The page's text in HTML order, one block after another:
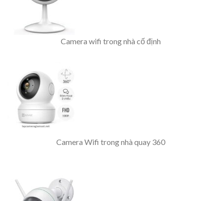
Camera wifi trong nhà cố định
Camera Wifi trong nhà quay 360